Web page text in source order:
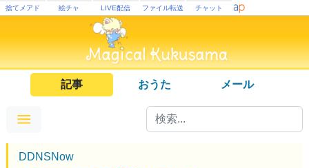
捨てメアド 絵チャ LIVE配信 ファイル転送 チャット
記事 おうた メール
DDNSNow